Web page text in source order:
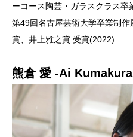
ーコース陶芸・ガラスクラス卒
第49回名古屋芸術大学卒業制
賞、井上雅之賞 受賞(2022)
熊倉 愛 -Ai Kumakura